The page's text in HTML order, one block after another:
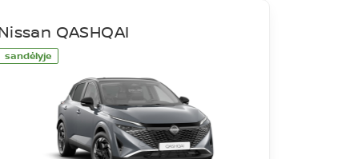
sandėlyje
QASHQAI